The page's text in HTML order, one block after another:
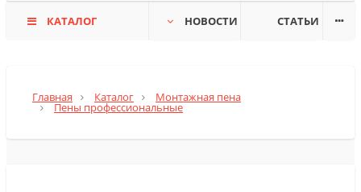
КАТАЛОГ НОВОСТИ СТАТЬИ
Главная Каталог Монтажная пена
Пены профессиональные